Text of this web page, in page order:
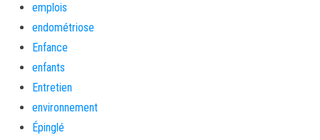
emplois
endométriose
Enfance
enfants
Entretien
environnement
Épinglé